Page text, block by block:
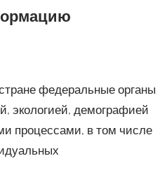
федеральные органы
экологией, демографией
процессами, в том числе